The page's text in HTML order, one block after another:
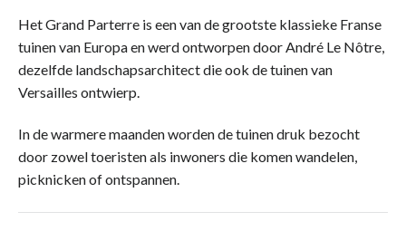
Het Grand Parterre is een van de grootste klassieke Franse
tuinen van Europa en werd ontworpen door André Le Nôtre,
dezelfde landschapsarchitect die ook de tuinen van
Versailles ontwierp.
In de warmere maanden worden de tuinen druk bezocht
door zowel toeristen als inwoners die komen wandelen,
picknicken of ontspannen.